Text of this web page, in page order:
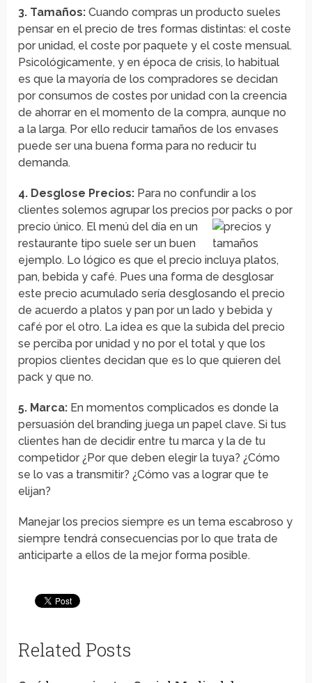
3. Tamaños: Cuando compras un producto sueles
pensar en el precio de tres formas distintas: el coste
por unidad, el coste por paquete y el coste mensual.
Psicológicamente, y en época de crisis, lo habitual
es que la mayoría de los compradores se decidan
por consumos de costes por unidad con la creencia
de ahorrar en el momento de la compra, aunque no
a la larga. Por ello reducir tamaños de los envases
puede ser una buena forma para no reducir tu
demanda.
4. Desglose Precios: Para no confundir a los
clientes solemos agrupar los precios por packs o por
precio único. Elmenú del día en un
restaurante tipo suele ser un buen
ejemplo. Lo lógico es que el precio incluya platos,
pan, bebida y café. Pues una forma de desglosar
este precio acumulado sería desglosando el precio
de acuerdo a platos y pan por un lado y bebida y
café por el otro. La idea es que la subida del precio
se perciba por unidad y no por el total y que los
propios clientes decidan que es lo que quieren del
pack y que no.
5. Marca: En momentos complicados es donde la
persuasión del branding juega un papel clave. Si tus
clientes han de decidir entre tu marca y la de tu
competidor ¿Por que deben elegir la tuya? ¿Cómo
se lo vas a transmitir? ¿Cómo vas a lograr que te
elijan?
Manejar los precios siempre es un tema escabroso y
siempre tendrá consecuencias por lo que trata de
anticiparte a ellos de la mejor forma posible.
Related Posts